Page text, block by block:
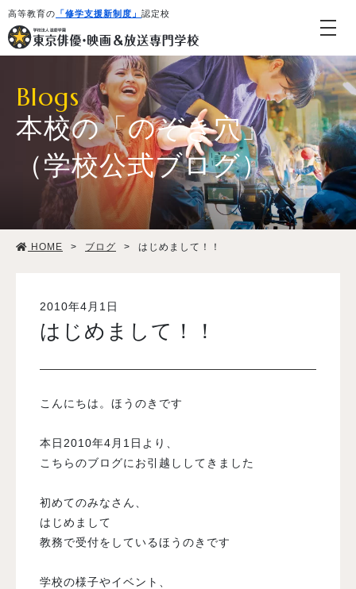
高等教育の 「修学支援新制度」 認定校
学校紹介・教育システム
学生生活
入試案内
学校情報
オープンキャンパス
訪問者別メニュー
Blogs
本校の「のぞき穴」
（学校公式ブログ）
HOME > ブログ > はじめまして！！
2010年4月1日
はじめまして！！
こんにちは。ほうのきです
本日2010年4月1日より、
こちらのブログにお引越ししてきました
初めてのみなさん、
はじめまして
教務で受付をしているほうのきです
学校の様子やイベント、